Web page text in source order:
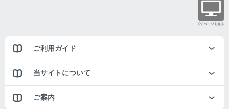
ご利用ガイド
当サイトについて
ご案内